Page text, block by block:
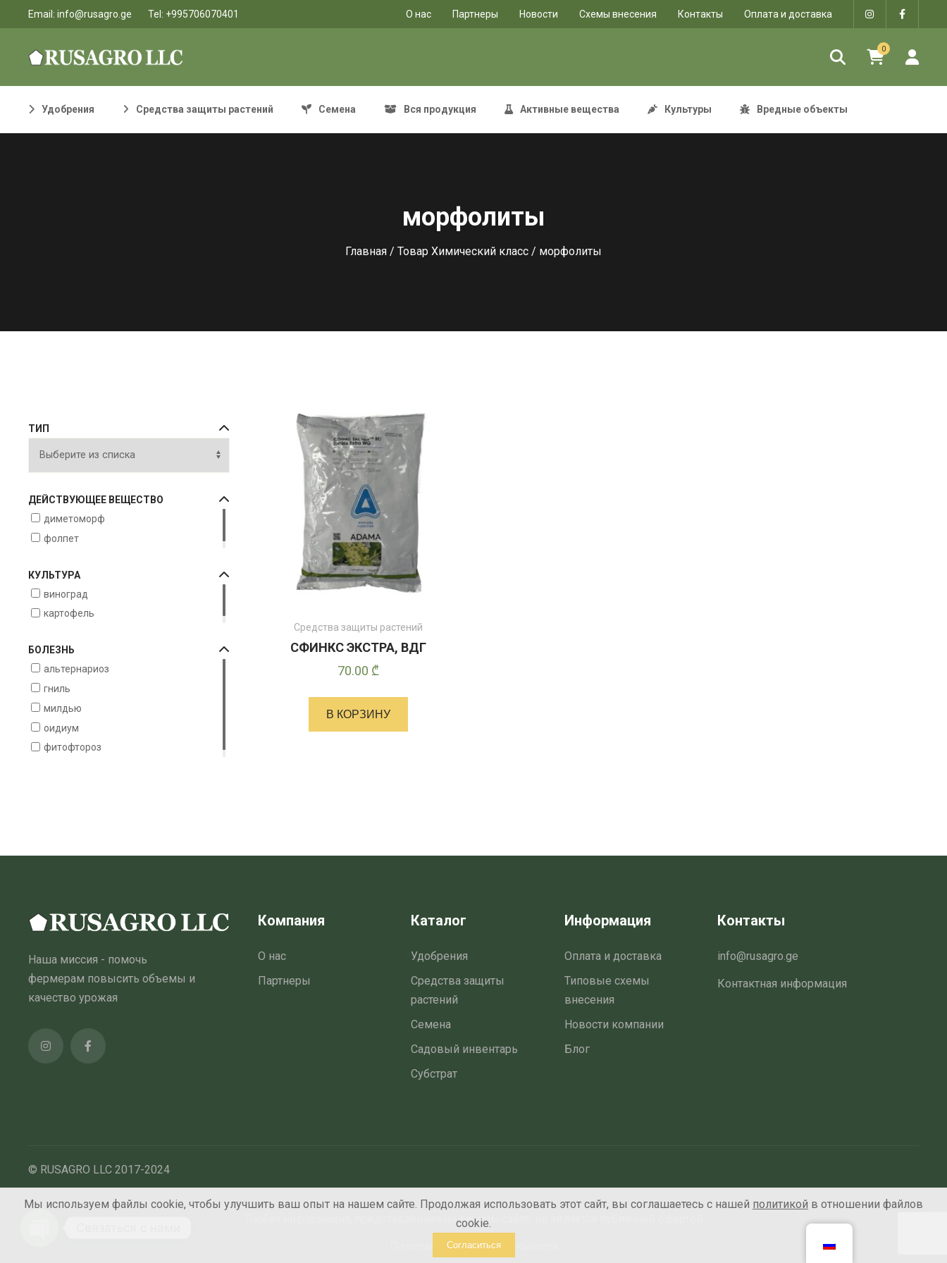
Email: info@rusagro.ge Tel: +995706070401 O нас Партнеры Новости Схемы внесения Контакты Оплата и доставка
0
Удобрения Средства защиты растений Семена Вся продукция Активные вещества Культуры Вредные объекты
морфолиты
Главная / Товар Химический класс / морфолиты
ТИП
ДЕЙСТВУЮЩЕЕ ВЕЩЕСТВО
диметоморф
фолпет
КУЛЬТУРА
виноград
картофель
БОЛЕЗНЬ
альтернариоз
гниль
милдью
оидиум
фитофтороз
Средства защиты растений
СФИНКС ЭКСТРА, ВДГ
70.00 ₾
В КОРЗИНУ
Наша миссия - помочь
фермерам повысить объемы и
качество урожая
Компания
О нас
Партнеры
Каталог
Удобрения
Средства защиты
растений
Семена
Садовый инвентарь
Субстрат
Информация
Оплата и доставка
Типовые схемы
внесения
Новости компании
Блог
Контакты
info@rusagro.ge
Контактная информация
© RUSAGRO LLC 2017-2024
Любая информация, представленная на данном сайте, не является публичной офертой
Политика конфиденциальности
Мы используем файлы cookie, чтобы улучшить ваш опыт на нашем сайте. Продолжая использовать этот сайт, вы соглашаетесь с нашей политикой в отношении файлов
cookie.
Согласиться